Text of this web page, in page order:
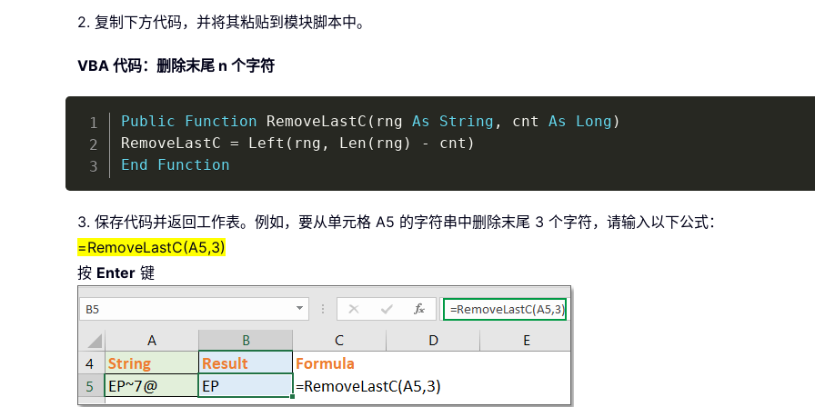
2. 复制下方代码，并将其粘贴到模块脚本中。
VBA 代码：删除末尾 n 个字符
Public Function RemoveLastC ( rng As String , cnt As Long )
RemoveLastC = Left ( rng , Len ( rng ) - cnt )
End
Function
3. 保存代码并返回工作表。例如，要从单元格 A5 的字符串中删除末尾 3 个字符，请输入以下公式：
=RemoveLastC(A5,3)
按 Enter 键